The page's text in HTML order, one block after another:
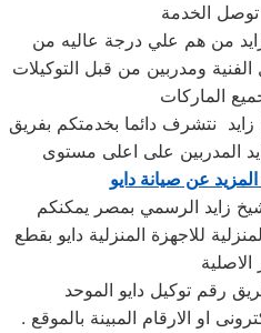
الخدمة
الفنية ومدربين من قبل التوكيلات
الماركات
نتشرف دائما بخدمتكم بفريق
المدربين على اعلى مستوى
عن صيانة دايو
زايد الرسمي بمصر يمكنكم
للاجهزة المنزلية دايو بقطع
الاصلية
رقم توكيل دايو الموحد
الالكترونى او الارقام المبينة بالموقع .